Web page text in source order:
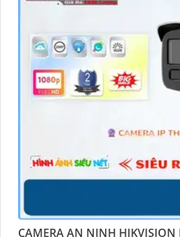
CAMERA AN NINH HIKVISION